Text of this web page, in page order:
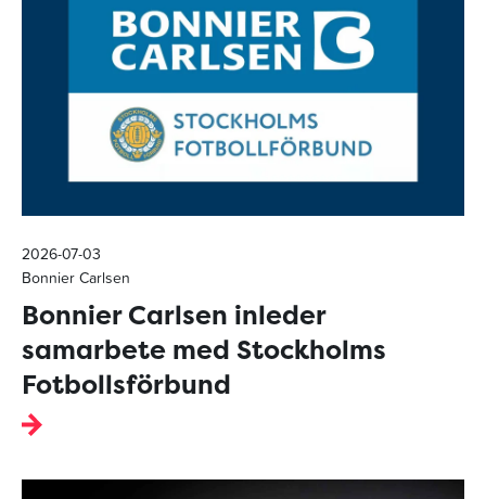
2026-07-03
Bonnier Carlsen
Bonnier Carlsen inleder
samarbete med Stockholms
Fotbollsförbund